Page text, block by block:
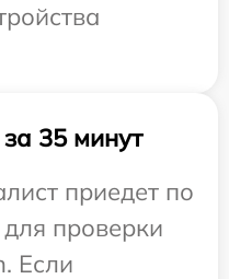
35 минут
приедет по
проверки
Если